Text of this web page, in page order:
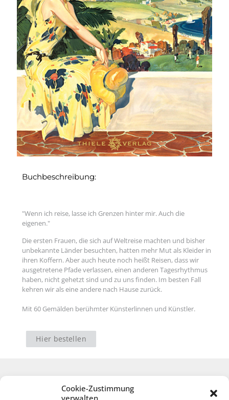
Cookie-Zustimmung
verwalten
Buchbeschreibung:
"Wenn ich reise, lasse ich Grenzen hinter mir. Auch die
eigenen."
Die ersten Frauen, die sich auf Weltreise machten und bisher
unbekannte Länder besuchten, hatten mehr Mut als Kleider in
ihren Koffern. Aber auch heute noch heißt Reisen, dass wir
ausgetretene Pfade verlassen, einen anderen Tagesrhythmus
haben, nicht gehetzt sind und zu uns finden. Im besten Fall
kehren wir als eine andere nach Hause zurück.
Mit 60 Gemälden berühmter Künsterlinnen und Künstler.
Hier bestellen